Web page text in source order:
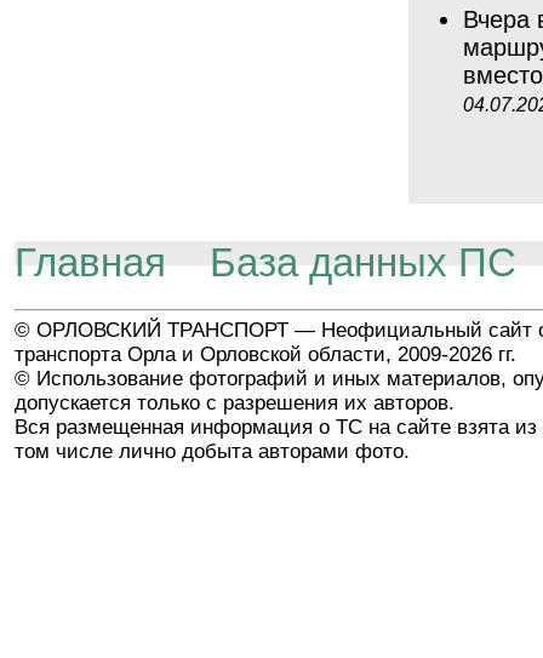
Вчера
Главная База данных ПС
© ОРЛОВСКИЙ ТРАНСПОРТ — Неофициальный сайт
транспорта Орла и Орловской области, 2009-2026 гг.
© Использование фотографий и иных материалов,
допускается только с разрешения их авторов.
Вся размещенная информация о ТС на сайте взята из
том числе лично добыта авторами фото.